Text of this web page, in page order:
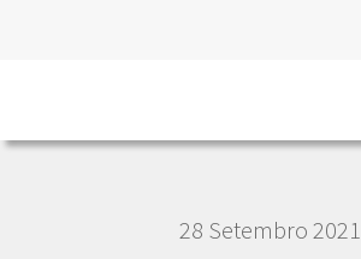
28 Setembro 2021